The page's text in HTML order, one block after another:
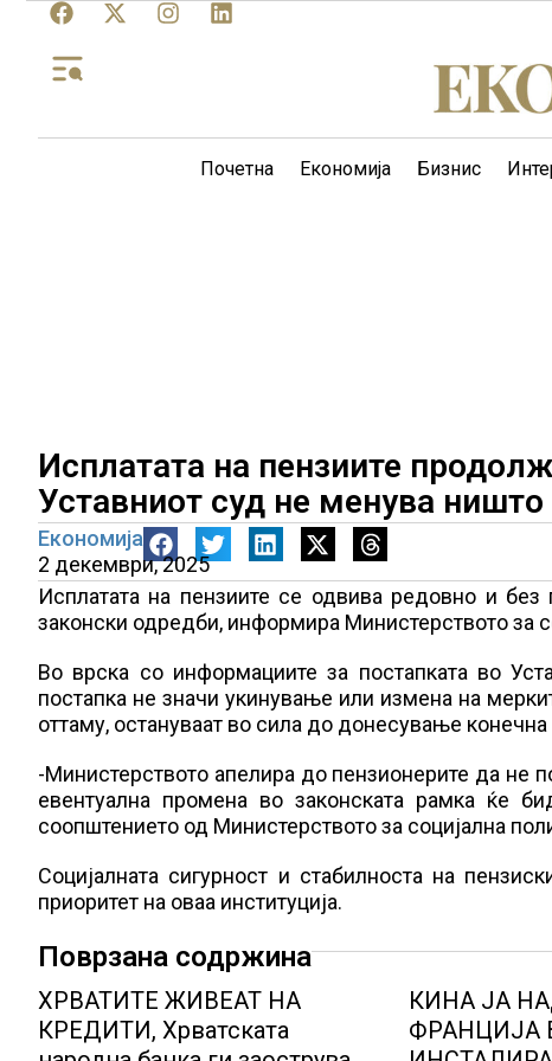
Почетна Економија Бизнис
Исплатата на пензиите
Уставниот суд не менува
Економија
2 декември, 2025
Исплатата на пензиите се одвива редовно и
законски одредби, информира Министерството за
Во врска со информациите за постапката во
постапка не значи укинување или измена на
оттаму, остануваат во сила до донесување
-Министерството апелира до пензионерите да не
евентуална промена во законската рамка ќе
соопштението од Министерството за социјална
Социјалната сигурност и стабилноста на
приоритет на оваа институција.
Поврзана содржина
ХРВАТИТЕ ЖИВЕАТ НА
КРЕДИТИ, Хрватската
КИНА ЈА
ФРАНЦИЈА